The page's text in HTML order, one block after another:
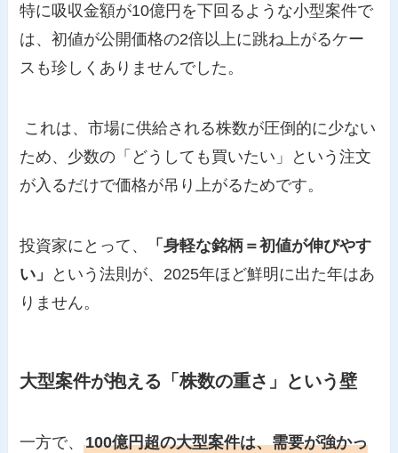
特に吸収金額が10億円を下回るような小型案件で
は、初値が公開価格の2倍以上に跳ね上がるケー
スも珍しくありませんでした。
これは、市場に供給される株数が圧倒的に少ない
ため、少数の「どうしても買いたい」という注文
が入るだけで価格が吊り上がるためです。
投資家にとって、
「身軽な銘柄＝初値が伸びやす
い」
という法則が、2025年ほど鮮明に出た年はあ
りません。
大型案件が抱える「株数の重さ」という壁
一方で、100億円超の大型案件は、需要が強かっ